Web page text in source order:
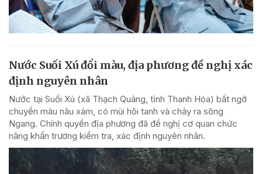
Nước Suối Xú đổi màu, địa phương đề nghị xác
định nguyên nhân
Nước tại Suối Xú (xã Thạch Quảng, tỉnh Thanh Hóa) bất ngờ
chuyển màu nâu xám, có mùi hôi tanh và chảy ra sông
Ngang. Chính quyền địa phương đã đề nghị cơ quan chức
năng khẩn trương kiểm tra, xác định nguyên nhân.